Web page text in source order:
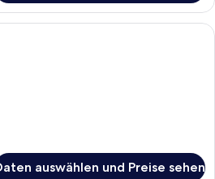
Zimmersafe, Schreibtisch,
auswählen und Preise sehen